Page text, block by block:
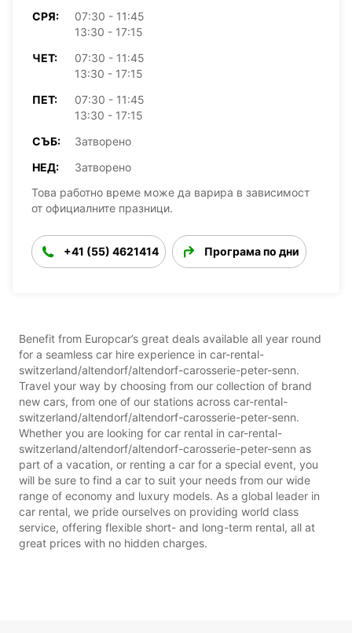
СРЯ:
07:30 - 11:45
13:30 - 17:15
ЧЕТ:
07:30 - 11:45
13:30 - 17:15
ПЕТ:
07:30 - 11:45
13:30 - 17:15
СЪБ:
Затворено
НЕД:
Затворено
Това работно време може да варира в зависимост
от официалните празници.
+41 (55) 4621414 Програма по дни
Benefit from Europcar’s great deals available all year round
for a seamless car hire experience in car-rental-
switzerland/altendorf/altendorf-carosserie-peter-senn.
Travel your way by choosing from our collection of brand
new cars, from one of our stations across car-rental-
switzerland/altendorf/altendorf-carosserie-peter-senn.
Whether you are looking for car rental in car-rental-
switzerland/altendorf/altendorf-carosserie-peter-senn as
part of a vacation, or renting a car for a special event, you
will be sure to find a car to suit your needs from our wide
range of economy and luxury models. As a global leader in
car rental, we pride ourselves on providing world class
service, offering flexible short- and long-term rental, all at
great prices with no hidden charges.